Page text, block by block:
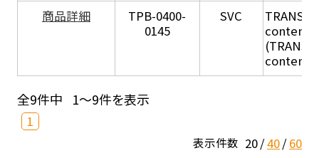
商品詳細
TPB-0400-
0145
SVC
content
content
全9件中 1～9件を表示
1
表示件数 20 40 60